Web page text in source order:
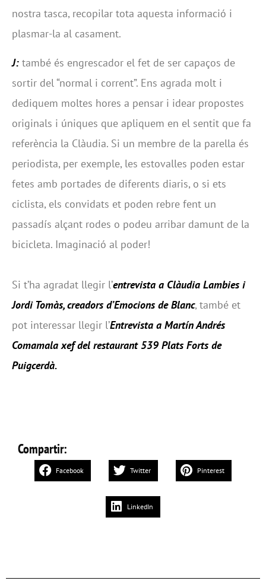
nostra tasca, recopilar tota aquesta informació i
plasmar-la al casament.
J: també és engrescador el fet de ser capaços de
sortir del “normal i corrent”. Ens agrada molt i
dediquem moltes hores a pensar i idear propostes
originals i úniques que apliquem en el sentit que fa
referència la Clàudia. Si un membre de la parella és
periodista, per exemple, les estovalles poden estar
fetes amb portades de diferents diaris, o si ets
ciclista, els convidats et poden rebre fent un
passadís alçant rodes o podeu arribar damunt de la
bicicleta. Imaginació al poder!
Si t’ha agradat llegir l’entrevista a Clàudia Lambies i
Jordi Tomàs, creadors d’Emocions de Blanc, també et
pot interessar llegir l’Entrevista a Martín Andrés
Comamala xef del restaurant 539 Plats Forts de
Puigcerdà.
Compartir:
Facebook Twitter Pinterest
LinkedIn